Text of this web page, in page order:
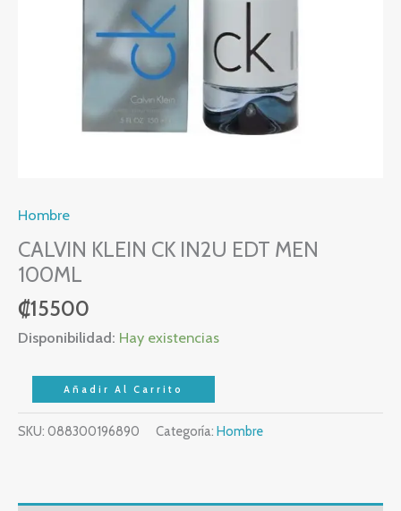
Hombre
CALVIN KLEIN CK IN2U EDT MEN
100ML
₡15500
Disponibilidad: Hay existencias
Añadir Al Carrito
SKU: 088300196890 Categoría: Hombre